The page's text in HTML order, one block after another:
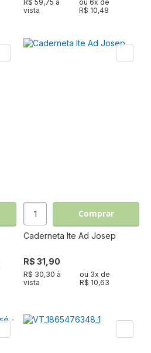
R$ 59,75 à
vista
ou 6x de
R$ 10,48
Comprar
Caderneta Ite Ad Josep
R$ 31,90
R$ 30,30 à
vista
ou 3x de
R$ 10,63